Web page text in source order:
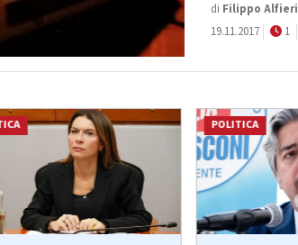
di Filippo Alfieri
19.11.2017
1
POLITICA